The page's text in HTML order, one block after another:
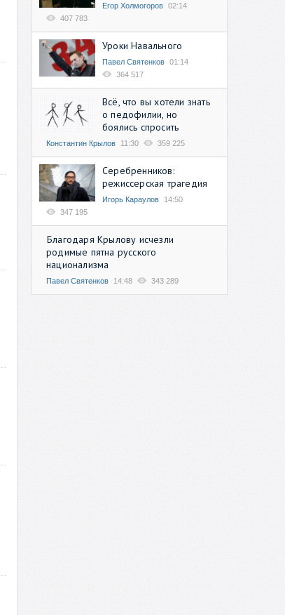
Егор Холмогоров 02:14
407 783
Уроки Навального
Павел Святенков 01:14
364 517
Всё, что вы хотели знать
о педофилии, но
боялись спросить
Константин Крылов 11:30 359 225
Серебренников:
режиссерская трагедия
Игорь Караулов
14:50
347 195
Благодаря Крылову исчезли
родимые пятна русского
национализма
Павел Святенков 14:48 343 289